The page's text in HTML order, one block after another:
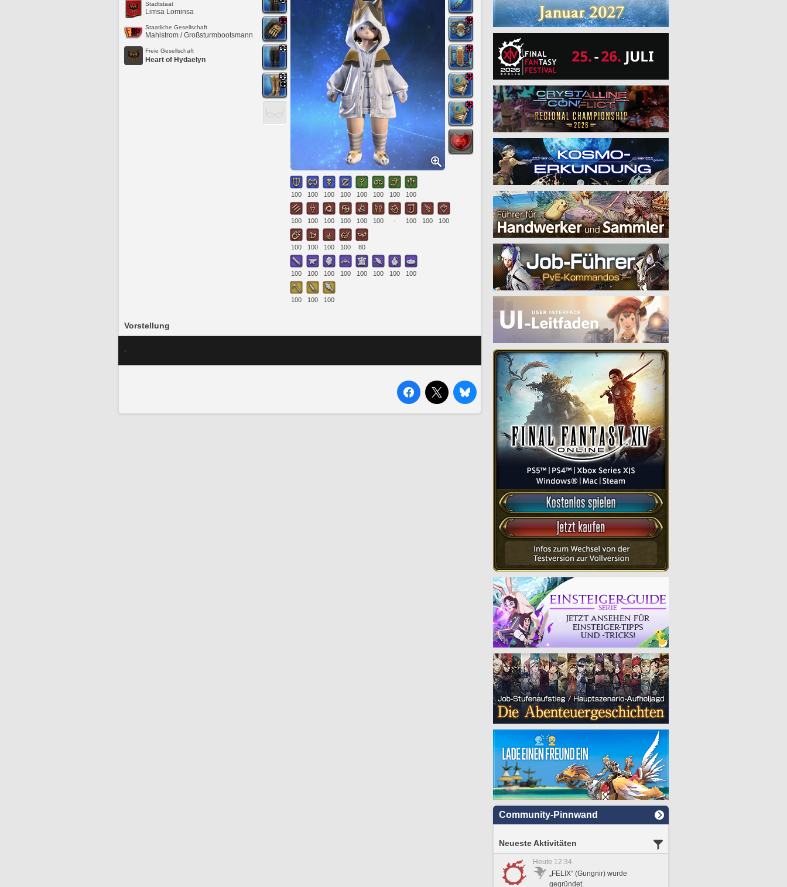
Stadtstaat
Limsa Lominsa
Staatliche Gesellschaft
Mahlstrom / Großsturmbootsmann
Freie Gesellschaft
Heart of Hydaelyn
100 100 100 100 100 100 100 100
100 100 100 100 100 100 - 100 100 100
100 100 100 100 80
100 100 100 100 100 100 100 100
100 100 100
Vorstellung
-
Community-Pinnwand
Neueste Aktivitäten
Heute 12:34
„FELIX“ (Gungnir) wurde
gegründet.